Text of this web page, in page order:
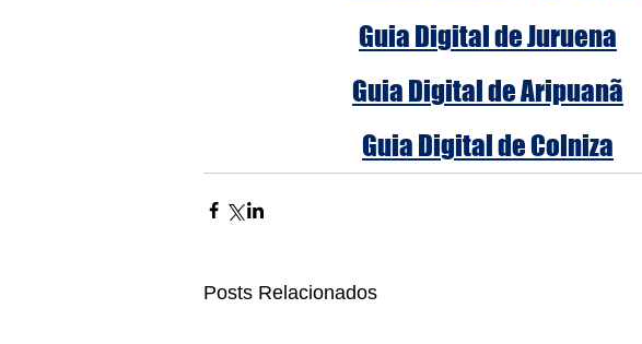
Guia Digital de Juruena
Guia Digital de Aripuanã
Guia Digital de Colniza
Posts Relacionados